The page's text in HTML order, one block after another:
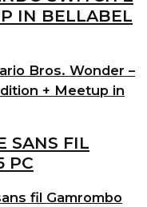
Bros. Wonder –
+ Meetup in
fil Gamrombo